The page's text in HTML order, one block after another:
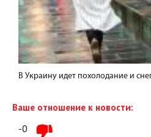
В Украину идет похолодание и
Ваше отношение к новости:
-0